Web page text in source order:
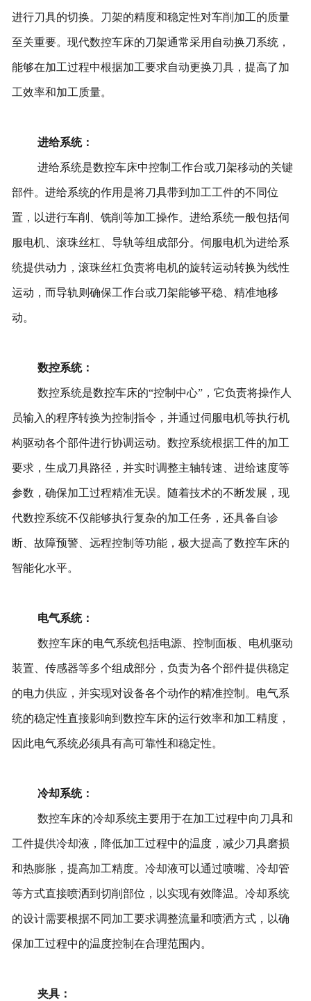
进行刀具的切换。刀架的精度和稳定性对车削加工的质量
至关重要。现代数控车床的刀架通常采用自动换刀系统，
能够在加工过程中根据加工要求自动更换刀具，提高了加
工效率和加工质量。
进给系统：
进给系统是数控车床中控制工作台或刀架移动的关键
部件。进给系统的作用是将刀具带到加工工件的不同位
置，以进行车削、铣削等加工操作。进给系统一般包括伺
服电机、滚珠丝杠、导轨等组成部分。伺服电机为进给系
统提供动力，滚珠丝杠负责将电机的旋转运动转换为线性
运动，而导轨则确保工作台或刀架能够平稳、精准地移
动。
数控系统：
数控系统是数控车床的“控制中心”，它负责将操作人
员输入的程序转换为控制指令，并通过伺服电机等执行机
构驱动各个部件进行协调运动。数控系统根据工件的加工
要求，生成刀具路径，并实时调整主轴转速、进给速度等
参数，确保加工过程精准无误。随着技术的不断发展，现
代数控系统不仅能够执行复杂的加工任务，还具备自诊
断、故障预警、远程控制等功能，极大提高了数控车床的
智能化水平。
电气系统：
数控车床的电气系统包括电源、控制面板、电机驱动
装置、传感器等多个组成部分，负责为各个部件提供稳定
的电力供应，并实现对设备各个动作的精准控制。电气系
统的稳定性直接影响到数控车床的运行效率和加工精度，
因此电气系统必须具有高可靠性和稳定性。
冷却系统：
数控车床的冷却系统主要用于在加工过程中向刀具和
工件提供冷却液，降低加工过程中的温度，减少刀具磨损
和热膨胀，提高加工精度。冷却液可以通过喷嘴、冷却管
等方式直接喷洒到切削部位，以实现有效降温。冷却系统
的设计需要根据不同加工要求调整流量和喷洒方式，以确
保加工过程中的温度控制在合理范围内。
夹具：